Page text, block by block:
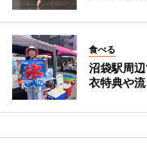
食べる
沼袋駅周
衣特典や